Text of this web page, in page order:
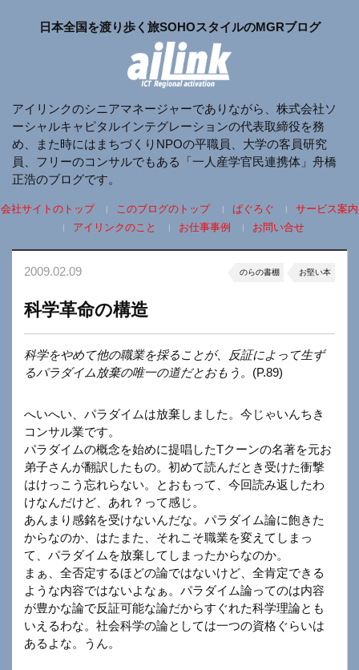
日本全国を渡り歩く旅SOHOスタイルのMGRブログ
アイリンクのシニアマネージャーでありながら、株式会社ソ
ーシャルキャピタルインテグレーションの代表取締役を務
め、また時にはまちづくりNPOの平職員、大学の客員研究
員、フリーのコンサルでもある「一人産学官民連携体」舟橋
正浩のブログです。
会社サイトのトップ このブログのトップ ぱぐろぐ
サービス案内
アイリンクのこと
お仕事事例 お問い合せ
2009.02.09 のらの書棚 お堅い本
科学革命の構造
科学をやめて他の職業を採ることが、反証によって生ず
るパラダイム放棄の唯一の道だとおもう。 (P.89)
へいへい、パラダイムは放棄しました。今じゃいんちき
コンサル業です。
パラダイムの概念を始めに提唱したTクーンの名著を元お
弟子さんが翻訳したもの。初めて読んだとき受けた衝撃
はけっこう忘れらない。とおもって、今回読み返したわ
けなんだけど、あれ？って感じ。
あんまり感銘を受けないんだな。パラダイム論に飽きた
からなのか、はたまた、それこそ職業を変えてしまっ
て、パラダイムを放棄してしまったからなのか。
まぁ、全否定するほどの論ではないけど、全肯定できる
ような内容ではないよなぁ。パラダイム論ってのは内容
が豊かな論で反証可能な論だからすぐれた科学理論とも
いえるわな。社会科学の論としては一つの資格ぐらいは
あるよな。うん。